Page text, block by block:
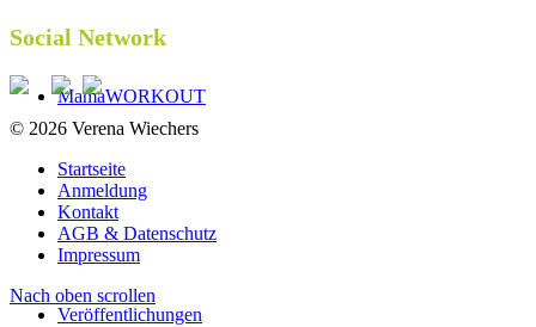
MamaWORKOUT
Veröffentlichungen
Social Network
© 2026 Verena Wiechers
Startseite
Anmeldung
Kontakt
AGB & Datenschutz
Impressum
Nach oben scrollen